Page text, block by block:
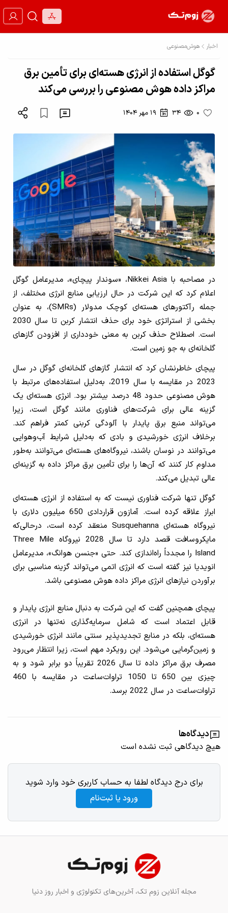
هوش‌مصنوعی اخبار
گوگل استفاده از انرژی هسته‌ای برای تأمین برق
مراکز داده هوش مصنوعی را بررسی می‌کند
0
34 19 مهر 1404
در مصاحبه با Nikkei Asia، «سوندار پیچای»، مدیرعامل گوگل
اعلام کرد که این شرکت در حال ارزیابی منابع انرژی مختلف، از
جمله رآکتورهای هسته‌ای کوچک مدولار (SMRs)، به عنوان
بخشی از استراتژی خود برای حذف انتشار کربن تا سال 2030
است. اصطلاح حذف کربن به معنی خودداری از افزودن گازهای
گلخانه‌ای به جو زمین است.
پیچای خاطرنشان کرد که انتشار گازهای گلخانه‌ای گوگل در سال
2023 در مقایسه با سال 2019، به‌دلیل استفاده‌های مرتبط با
هوش مصنوعی حدود 48 درصد بیشتر بود. انرژی هسته‌ای یک
گزینه عالی برای شرکت‌های فناوری مانند گوگل است، زیرا
می‌تواند منبع برق پایدار با آلودگی کربنی کمتر فراهم کند.
برخلاف انرژی خورشیدی و بادی که به‌دلیل شرایط آب‌وهوایی
می‌توانند در نوسان باشند، نیروگاه‌های هسته‌ای می‌توانند به‌طور
مداوم کار کنند که آن‌ها را برای تأمین برق مراکز داده به گزینه‌ای
عالی تبدیل می‌کند.
گوگل تنها شرکت فناوری نیست که به استفاده از انرژی هسته‌ای
ابراز علاقه کرده است. آمازون قراردادی 650 میلیون دلاری با
نیروگاه هسته‌ای Susquehanna منعقد کرده است، درحالی‌که
مایکروسافت قصد دارد تا سال 2028 نیروگاه Three Mile
Island را مجدداً راه‌اندازی کند. حتی «جنسن هوانگ»، مدیرعامل
انویدیا نیز گفته است که انرژی اتمی می‌تواند گزینه مناسبی برای
برآوردن نیازهای انرژی مراکز داده هوش مصنوعی باشد.
پیچای همچنین گفت که این شرکت به دنبال منابع انرژی پایدار و
قابل اعتماد است که شامل سرمایه‌گذاری نه‌تنها در انرژی
هسته‌ای، بلکه در منابع تجدیدپذیر سنتی مانند انرژی خورشیدی
و زمین‌گرمایی می‌شود. این رویکرد مهم است، زیرا انتظار می‌رود
مصرف برق مراکز داده تا سال 2026 تقریباً دو برابر شود و به
چیزی بین 650 تا 1050 تراوات‌ساعت در مقایسه با 460
تراوات‌ساعت در سال 2022 برسد.
دیدگاه‌ها
هیچ دیدگاهی ثبت نشده است
برای درج دیدگاه لطفا به حساب کاربری خود وارد شوید
ورود یا ثبت‌نام
مجله آنلاین زوم تک، آخرین‌های تکنولوژی و اخبار روز دنیا